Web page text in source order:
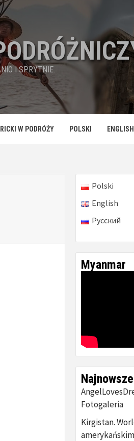
I SPRYTNIE.
W PODRÓŻY POLSKI ENGLISH
Polski
English
Русский
Myanmar
Fotogaleria
Kirgistan.